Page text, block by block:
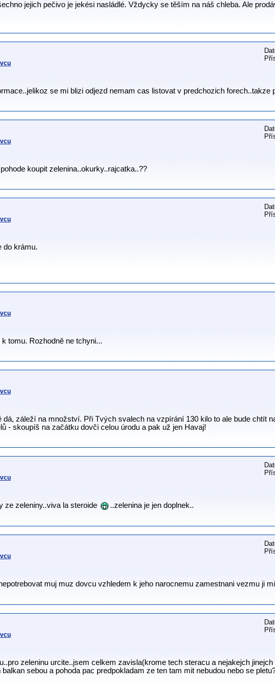
jejich pečivo je jekési nasládlé. Vždycky se těším na náš chleba. Ale
se mi blizi odjezd nemam cas listovat v predchozich forech..takze
koupit zelenina..okurky..rajcatka..??
do krámu.
tomu. Rozhodně ne tchyni...
dá, záleží na množství. Při Tvých svalech na vzpírání 130 kilo to ale bude chtít
- skoupíš na začátku dovči celou úrodu a pak už jen Havaj!
ze zeleniny..viva la steroide ..zelenina je jen doplnek..
muj muz dovcu vzhledem k jeho narocnemu zamestnani vezmu ji
zeleninu urcite..jsem celkem zavisla(krome tech steracu a nejakejch
sebou a pohoda pac predpokladam ze ten tam mit nebudou nebo se